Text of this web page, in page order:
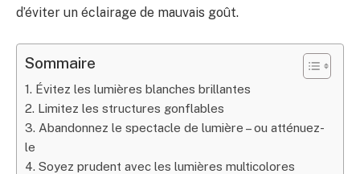
d’éviter un éclairage de mauvais goût.
Sommaire
1. Évitez les lumières blanches brillantes
2. Limitez les structures gonflables
3. Abandonnez le spectacle de lumière – ou atténuez-
le
4. Soyez prudent avec les lumières multicolores